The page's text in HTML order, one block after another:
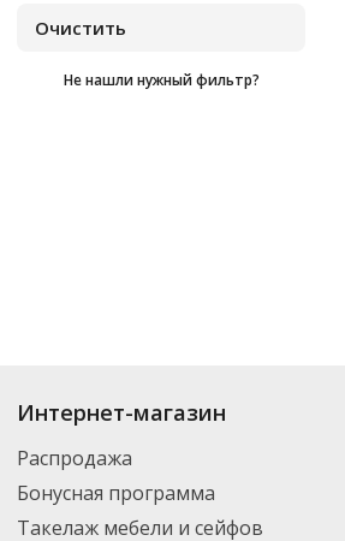
Не нашли нужный фильтр?
Купить
. В
нужный товар и добавить его в корзину
транспортной компанией DPD. Для
Интернет-магазин
Распродажа
Бонусная программа
Такелаж мебели и сейфов